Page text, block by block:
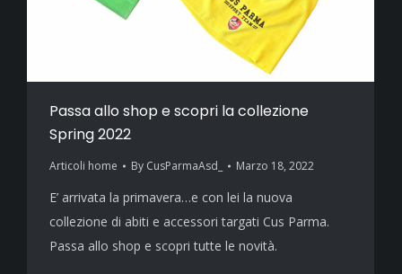
Passa allo shop e scopri la collezione
Spring 2022
Articoli home By CusParmaAsd_ Marzo 18, 2022
E’ arrivata la primavera…e con lei la nuova
collezione di abiti e accessori targati Cus Parma.
Passa allo shop e scopri tutte le novità.